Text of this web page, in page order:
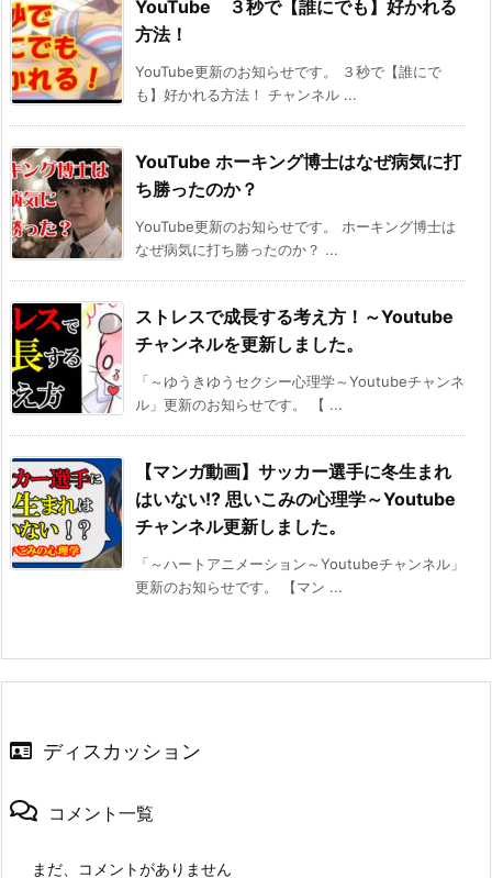
YouTube ３秒で【誰にでも】好かれる
方法！
YouTube更新のお知らせです。 ３秒で【誰にで
も】好かれる方法！ チャンネル ...
YouTube ホーキング博士はなぜ病気に打
ち勝ったのか？
YouTube更新のお知らせです。 ホーキング博士は
なぜ病気に打ち勝ったのか？ ...
ストレスで成長する考え方！～Youtube
チャンネルを更新しました。
「～ゆうきゆうセクシー心理学～Youtubeチャンネ
ル」更新のお知らせです。 【 ...
【マンガ動画】サッカー選手に冬生まれ
はいない!? 思いこみの心理学～Youtube
チャンネル更新しました。
「～ハートアニメーション～Youtubeチャンネル」
更新のお知らせです。 【マン ...
ディスカッション
コメント一覧
まだ、コメントがありません